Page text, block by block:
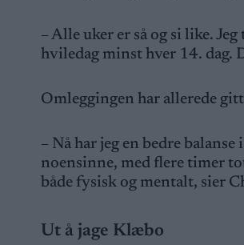
– Alle uker er så og si like.
hviledag minst hver 14. dag.
Omleggingen har allerede
– Nå har jeg en bedre
noensinne, med flere timer
både fysisk og mentalt, sier
Ut å jage Klæbo